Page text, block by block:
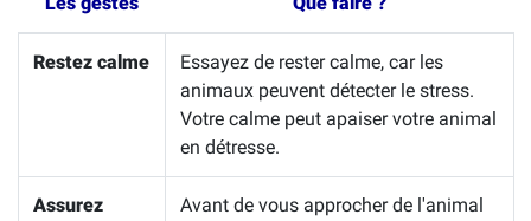
Restez calme
Essayez de rester calme, car les
animaux peuvent détecter le stress.
Votre calme peut apaiser votre animal
en détresse.
Assurez
Avant de vous approcher de l'animal